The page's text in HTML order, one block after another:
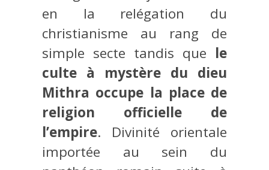
en la relégation du
christianisme au rang de
simple secte tandis que le
culte à mystère du dieu
Mithra occupe la place de
religion officielle de
l’empire. Divinité orientale
importée au sein du